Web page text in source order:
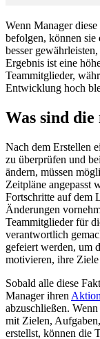
Wenn Manager
befolgen, können sie
besser
Ergebnis ist eine
Teammitglieder,
Entwicklung hoch
Was sind
Nach dem Erstellen
zu überprüfen und
ändern, müssen
Zeitpläne angepasst
Fortschritte auf dem
Änderungen
Teammitglieder für
verantwortlich
gefeiert werden, um
motivieren, ihre
Sobald alle diese
Manager ihren
abzuschließen.
mit Zielen,
erstellst, können die